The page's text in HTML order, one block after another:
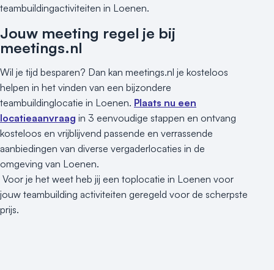
teambuildingactiviteiten in Loenen.
Jouw meeting regel je bij
meetings.nl
Wil je tijd besparen? Dan kan meetings.nl je kosteloos
helpen in het vinden van een bijzondere
teambuildinglocatie in Loenen. Plaats nu een
locatieaanvraag in 3 eenvoudige stappen en ontvang
kosteloos en vrijblijvend passende en verrassende
aanbiedingen van diverse vergaderlocaties in de
omgeving van Loenen.
Voor je het weet heb jij een toplocatie in Loenen voor
jouw teambuilding activiteiten geregeld voor de scherpste
prijs.